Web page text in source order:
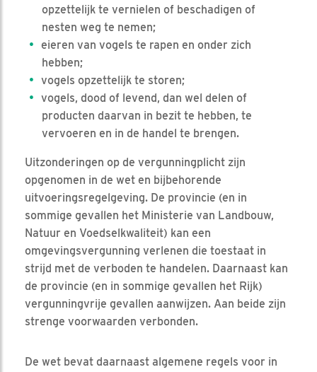
opzettelijk te vernielen of beschadigen of
nesten weg te nemen;
eieren van vogels te rapen en onder zich
hebben;
vogels opzettelijk te storen;
vogels, dood of levend, dan wel delen of
producten daarvan in bezit te hebben, te
vervoeren en in de handel te brengen.
Uitzonderingen op de vergunningplicht zijn
opgenomen in de wet en bijbehorende
uitvoeringsregelgeving. De provincie (en in
sommige gevallen het Ministerie van Landbouw,
Natuur en Voedselkwaliteit) kan een
omgevingsvergunning verlenen die toestaat in
strijd met de verboden te handelen. Daarnaast kan
de provincie (en in sommige gevallen het Rijk)
vergunningvrije gevallen aanwijzen. Aan beide zijn
strenge voorwaarden verbonden.
De wet bevat daarnaast algemene regels voor in